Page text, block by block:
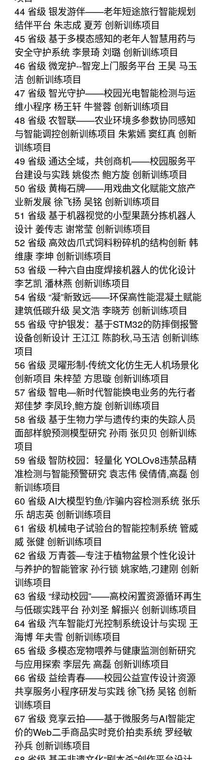
44 省级 银发游伴——老年短途旅行智能规划
结伴平台 朱志成 夏芳 创新训练项目
45 省级 基于多模态感知的老年人智慧用药与
安全守护系统 李景琦 刘璐 创新训练项目
46 省级 微宠护--智宠上门服务平台 王昊 马玉
洁 创新训练项目
47 省级 智光守护——校园光电智能检测与运
维小程序 杨王轩 牛誉蓉 创新训练项目
48 省级 农智联——农业环境多参数协同感知
与智能调控创新训练项目 朱紫嫣 窦红真 创新
训练项目
49 省级 通达全域，共创商机——校园服务平
台建设与实践 姚俊杰 鲍方旋 创新训练项目
50 省级 黄梅石牌——用戏曲文化赋能文旅产
业新发展 徐飞扬 吴铭 创新训练项目
51 省级 基于机器视觉的小型果蔬分拣机器人
设计 姜传志 谢常莹 创新训练项目
52 省级 高效齿爪式饲料粉碎机的结构创新 韩
维康 李坤 创新训练项目
53 省级 一种六自由度焊接机器人的优化设计
李艺凯 潘林燕 创新训练项目
54 省级 “凝”新致远——环保高性能混凝土赋能
建筑低碳升级 吴文浩 李晓芳 创新训练项目
55 省级 守护银发：基于STM32的防摔倒报警
设备创新设计 王江江 陈韵秋,马玉洁 创新训练
项目
56 省级 灵曜形制-传统文化仿生无人机场景化
创新项目 朱梓堃 方思璇 创新训练项目
57 省级 智电—新时代智能换电业务的先行者
郑佳梦 李凤玲,鲍方旋 创新训练项目
58 省级 基于生物力学与遗传约束的失踪人员
面部样貌预测模型研究 孙雨 张贝贝 创新训练
项目
59 省级 智防校园：轻量化 YOLOv8违禁品精
准检测与智能预警研究 袁志伟 侯倩倩,高磊 创
新训练项目
60 省级 AI大模型钓鱼/诈骗内容检测系统 张乐
乐 胡志英 创新训练项目
61 省级 机械电子试验台的智能控制系统 管威
威 张健 创新训练项目
62 省级 万青荟—专注于植物盆景个性化设计
与养护的智能管家 孙行锁 姚家皓,刁建刚 创新
训练项目
63 省级 “绿动校园”——高校闲置资源循环再生
与低碳实践平台 孙刘圣 解振兴 创新训练项目
64 省级 汽车智能灯光控制系统设计与实现 王
海博 年夫雪 创新训练项目
65 省级 多模态宠物喂养与健康监测创新研究
与应用探索 李层先 高磊 创新训练项目
66 省级 益绘青春——校园公益宣传设计资源
共享服务小程序研发与实践 徐飞扬 吴铭 创新
训练项目
67 省级 竞享云拍——基于微服务与AI智能定
价的Web二手商品实时竞价拍卖系统 罗经敏
孙兵 创新训练项目